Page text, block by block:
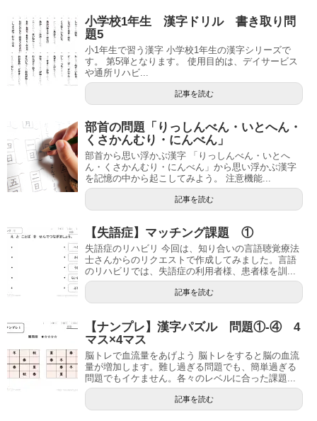
小学校1年生 漢字ドリル 書き取り問
題5
小1年生で習う漢字 小学校1年生の漢字シリーズで
す。 第5弾となります。 使用目的は、デイサービス
や通所リハビ...
記事を読む
部首の問題「りっしんべん・いとへん・
くさかんむり・にんべん」
部首から思い浮かぶ漢字 「りっしんべん・いとへ
ん・くさかんむり・にんべん」から思い浮かぶ漢字
を記憶の中から起こしてみよう。 注意機能...
記事を読む
【失語症】マッチング課題 ①
失語症のリハビリ 今回は、知り合いの言語聴覚療法
士さんからのリクエストで作成してみました。言語
のリハビリでは、失語症の利用者様、患者様を訓...
記事を読む
【ナンプレ】漢字パズル 問題①-④ 4
マス×4マス
脳トレで血流量をあげよう 脳トレをすると脳の血流
量が増加します。難し過ぎる問題でも、簡単過ぎる
問題でもイケません。各々のレベルに合った課題...
記事を読む